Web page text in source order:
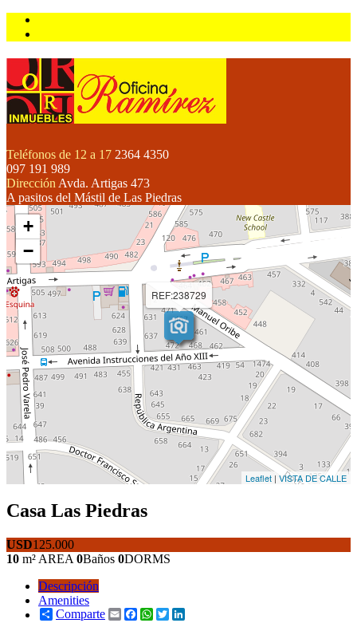
Teléfonos de 12 a 17 2364 4350
097 191 989
Dirección Avda. Artigas 473
A pasitos del Mástil de Las Piedras
REF:238729
+
−
Leaflet | VISTA DE CALLE
Casa Las Piedras
USD125.000
10 m² AREA 0Baños 0DORMS
Descripción
Amenities
Comparte
EmailFacebook
WhatsApp
Twitter